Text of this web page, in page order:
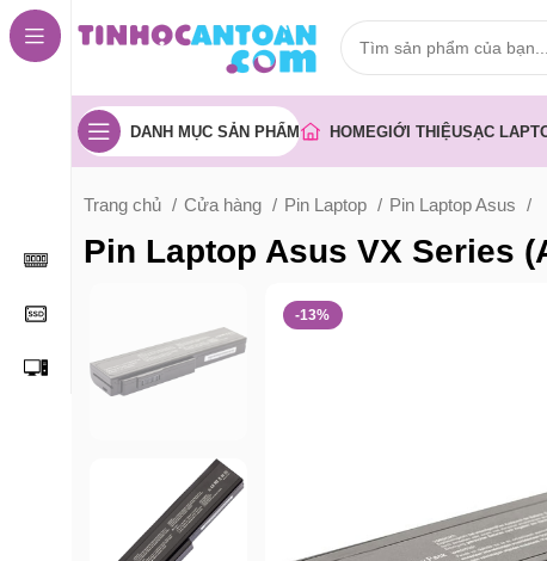
DANH MỤC SẢN PHẨM HOMEGIỚI THIỆUSẠC
Trang chủ Cửa hàng Pin Laptop Pin Laptop Asus
Pin Laptop Asus VX Series
-13%